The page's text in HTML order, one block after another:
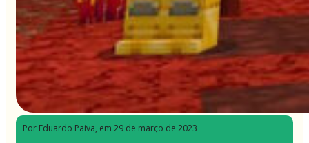
Por Eduardo Paiva, em 29 de março de 2023